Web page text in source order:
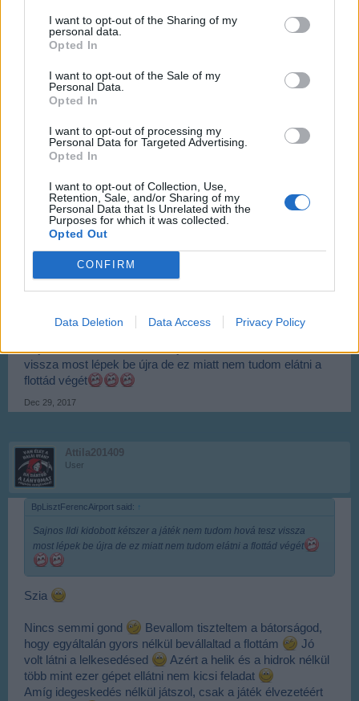
I want to opt-out of the Sharing of my
personal data.
Opted In
I want to opt-out of the Sale of my
Personal Data.
Opted In
I want to opt-out of processing my
Personal Data for Targeted Advertising.
Opted In
I want to opt-out of Collection, Use,
Retention, Sale, and/or Sharing of my
Personal Data that Is Unrelated with the
Purposes for which it was collected.
Opted Out
CONFIRM
Data Deletion Data Access Privacy Policy
Vállalom őket
BpLisztFerencAirport said:
Vállalom őket
Oké küldöm őket.
BpLisztFerencAirport
vissza most lépek be újra de ez miatt nem tudom elátni a
flottád végét
Dec 29, 2017
Attila201409
User
BpLisztFerencAirport said: ↑
Sajnos Ildi kidobott kétszer a játék nem tudom hová tesz vissza
most lépek be újra de ez miatt nem tudom elátni a flottád végét
Szia
Nincs semmi gond
Bevallom tiszteltem a bátorságod,
hogy egyáltalán gyors nélkül bevállaltad a flottám
Jó
volt látni a lelkesedésed
Azért a helik és a hidrok nélkül
több mint ezer gépet ellátni nem kicsi feladat
Amíg idegeskedés nélkül játszol, csak a játék élvezetéért